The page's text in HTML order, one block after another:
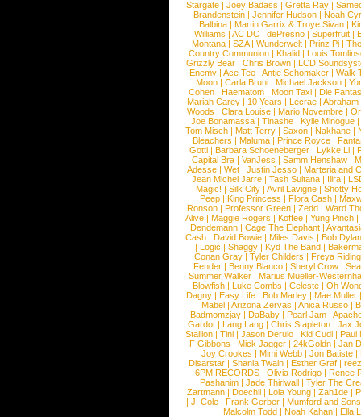
Stargate |Joey Badass |Gretta Ray |
Brandenstein |Jennifer Hudson |Noah
Balbina | Martin Garrix & Troye Sivan |
Williams |AC DC |dePresno |Superfruit |
Montana |SZA|Wunderwelt |Prinz Pi |
Country Communion | Khalid | Louis
Grizzly Bear | Chris Brown | LCD
Enemy | Ace Tee | Antje Schomaker | Walk
Moon |Carla Bruni |Michael Jackson |
Cohen |Haematom |Moon Taxi |Die
Mariah Carey | 10 Years | Lecrae | Abraham
Woods |Clara Louise |Mario Novembre |
Joe Bonamassa | Tinashe | Kylie Minogue |
Tom Misch |Matt Terry |Saxon |Nakhane |
Bleachers | Maluma | Prince Royce |
Gotti |Barbara Schoeneberger |Lykke Li |
Capital Bra |VanJess |Samm Henshaw |
Adesse |Wet |Justin Jesso |Marteria and
Jean Michel Jarre |Tash Sultana | Ilira |
Magic! | Silk City | Avril Lavigne | Shotty
Peep |King Princess |Flora Cash |
Ronson |Professor Green |Zedd |Ward
Alive |Maggie Rogers |Koffee |Yung Pinch |
Dendemann |Cage The Elephant |
Cash | David Bowie | Miles Davis | Bob Dylan
|Logic |Shaggy |Kyd The Band |
Conan Gray |Tyler Childers |Freya
Fender |Benny Blanco |Sheryl Crow |
Summer Walker |Marius Mueller-
Blowfish | Luke Combs | Celeste | Oh
Dagny |Easy Life |Bob Marley |Mae Muller
Mabel |Arizona Zervas |Anica Russo |
Badmomzjay |DaBaby |Pearl Jam |
Gardot | Lang Lang | Chris Stapleton | Jax
Stallion |Tini |Jason Derulo |Kid Cudi |Paul
F Gibbons | Mick Jagger | 24kGoldn | Jan
Joy Crookes | Mimi Webb | Jon Batiste |
Disarstar | Shania Twain | Esther Graf |
6PM RECORDS | Olivia Rodrigo | Renee
Pashanim |Jade Thirlwall |Tyler The
Zartmann | Doechii | Lola Young | Zah1de |
| J. Cole | Frank Gerber | Mumford and Sons
Malcolm Todd | Noah Kahan | Ella